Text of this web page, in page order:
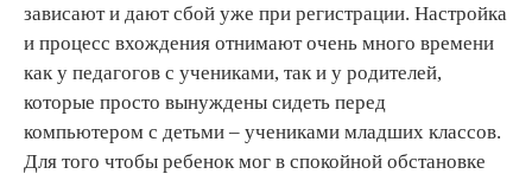
зависают и дают сбой уже при регистрации. Настройка
и процесс вхождения отнимают очень много времени
как у педагогов с учениками, так и у родителей,
которые просто вынуждены сидеть перед
компьютером с детьми – учениками младших классов.
Для того чтобы ребенок мог в спокойной обстановке